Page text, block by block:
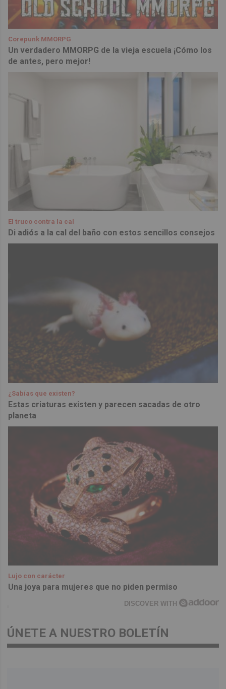
Corepunk MMORPG
Un verdadero MMORPG de la vieja escuela ¡Cómo los
de antes, pero mejor!
El truco contra la cal
Di adiós a la cal del baño con estos sencillos consejos
¿Sabías que existen?
Estas criaturas existen y parecen sacadas de otro
planeta
Lujo con carácter
Una joya para mujeres que no piden permiso
DISCOVER WITH
ÚNETE A NUESTRO BOLETÍN